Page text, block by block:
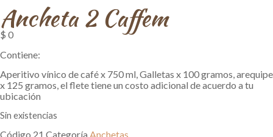
Ancheta 2 Caffem
$ 0
Contiene:
Aperitivo vínico de café x 750 ml, Galletas x 100 gramos, arequipe
x 125 gramos, el flete tiene un costo adicional de acuerdo a tu
ubicación
Sin existencias
Código 21 Categoría Anchetas